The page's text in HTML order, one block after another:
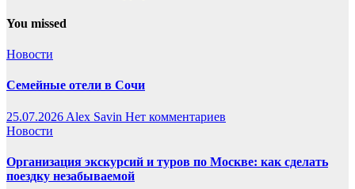
You missed
Новости
Семейные отели в Сочи
25.07.2026 Alex Savin Нет комментариев
Новости
Организация экскурсий и туров по Москве: как сделать
поездку незабываемой